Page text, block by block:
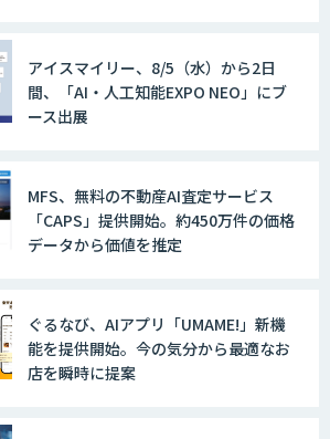
アイスマイリー、8/5（水）から2日
間、「AI・人工知能EXPO NEO」にブ
ース出展
MFS、無料の不動産AI査定サービス
「CAPS」提供開始。約450万件の価格
データから価値を推定
ぐるなび、AIアプリ「UMAME!」新機
能を提供開始。今の気分から最適なお
店を瞬時に提案